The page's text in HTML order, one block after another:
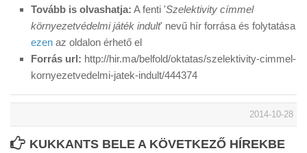
Tovább is olvashatja: A fenti 'Szelektivity címmel
környezetvédelmi játék indult' nevű hír forrása és folytatása
ezen az oldalon érhető el
Forrás url: http://hir.ma/belfold/oktatas/szelektivity-cimmel-
kornyezetvedelmi-jatek-indult/444374
2014-10-28
KUKKANTS BELE A KÖVETKEZŐ HÍREKBE